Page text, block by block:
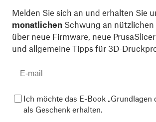
Melden Sie sich an und erhalten Sie
monatlichen Schwung an
über neue Firmware, neue
und allgemeine Tipps für 3D-
Ich möchte das E-Book „Grundlagen
als Geschenk erhalten.